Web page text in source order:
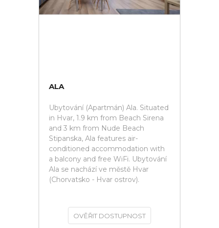
ALA
Ubytování (Apartmán) Ala. Situated
in Hvar, 1.9 km from Beach Sirena
and 3 km from Nude Beach
Stipanska, Ala features air-
conditioned accommodation with
a balcony and free WiFi. Ubytování
Ala se nachází ve městě Hvar
(Chorvatsko - Hvar ostrov).
OVĚŘIT DOSTUPNOST